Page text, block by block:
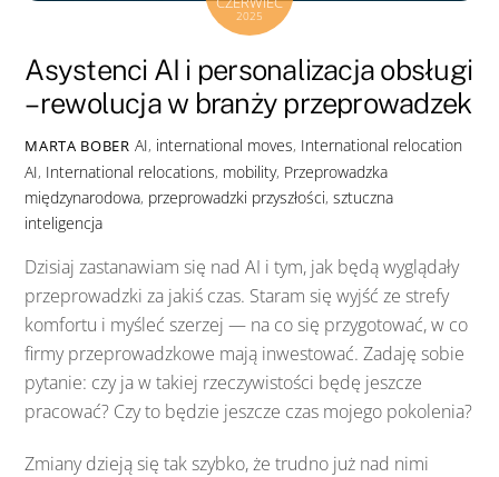
2025
Asystenci AI i personalizacja obsługi
– rewolucja w branży przeprowadzek
MARTA BOBER AI, international moves, International relocation
AI, International relocations, mobility, Przeprowadzka
międzynarodowa, przeprowadzki przyszłości,sztuczna
inteligencja
Dzisiaj zastanawiam się nad AI i tym, jak będą wyglądały
przeprowadzki za jakiś czas. Staram się wyjść ze strefy
komfortu i myśleć szerzej — na co się przygotować, w co
firmy przeprowadzkowe mają inwestować. Zadaję sobie
pytanie: czy ja w takiej rzeczywistości będę jeszcze
pracować? Czy to będzie jeszcze czas mojego pokolenia?
Zmiany dzieją się tak szybko, że trudno już nad nimi